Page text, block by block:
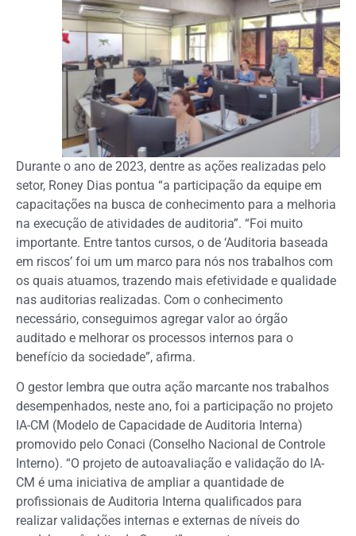
Durante o ano de 2023, dentre as ações realizadas pelo
setor, Roney Dias pontua “a participação da equipe em
capacitações na busca de conhecimento para a melhoria
na execução de atividades de auditoria”. “Foi muito
importante. Entre tantos cursos, o de ‘Auditoria baseada
em riscos’ foi um um marco para nós nos trabalhos com
os quais atuamos, trazendo mais efetividade e qualidade
nas auditorias realizadas. Com o conhecimento
necessário, conseguimos agregar valor ao órgão
auditado e melhorar os processos internos para o
benefício da sociedade”, afirma.
O gestor lembra que outra ação marcante nos trabalhos
desempenhados, neste ano, foi a participação no projeto
IA-CM (Modelo de Capacidade de Auditoria Interna)
promovido pelo Conaci (Conselho Nacional de Controle
Interno). “O projeto de autoavaliação e validação do IA-
CM é uma iniciativa de ampliar a quantidade de
profissionais de Auditoria Interna qualificados para
realizar validações internas e externas de níveis do